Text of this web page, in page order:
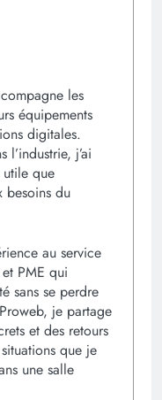
les
équipements
digitales.
l’industrie, j’ai
utile que
besoins du
au service
PME qui
sans se perdre
je partage
et des retours
que je
une salle